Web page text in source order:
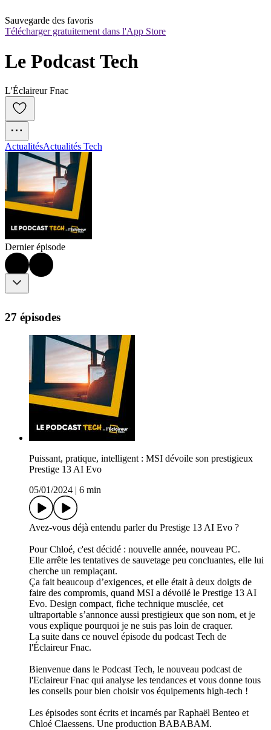
Sauvegarde des favoris
Télécharger gratuitement dans l'App Store
Le Podcast Tech
L'Éclaireur Fnac
ActualitésActualités Tech
Dernier épisode
27 épisodes
Puissant, pratique, intelligent : MSI dévoile son prestigieux
Prestige 13 AI Evo
05/01/2024
6 min
Avez-vous déjà entendu parler du Prestige 13 AI Evo ?
Pour Chloé, c'est décidé : nouvelle année, nouveau PC.
Elle arrête les tentatives de sauvetage peu concluantes, elle lui
cherche un remplaçant.
Ça fait beaucoup d’exigences, et elle était à deux doigts de
faire des compromis, quand MSI a dévoilé le Prestige 13 AI
Evo. Design compact, fiche technique musclée, cet
ultraportable s’annonce aussi prestigieux que son nom, et je
vous explique pourquoi je ne suis pas loin de craquer.
La suite dans ce nouvel épisode du podcast Tech de
l'Éclaireur Fnac.
Bienvenue dans le Podcast Tech, le nouveau podcast de
l'Eclaireur Fnac qui analyse les tendances et vous donne tous
les conseils pour bien choisir vos équipements high-tech !
Les épisodes sont écrits et incarnés par Raphaël Benteo et
Chloé Claessens. Une production BABABAM.